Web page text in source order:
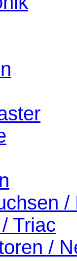
/
Triac
/